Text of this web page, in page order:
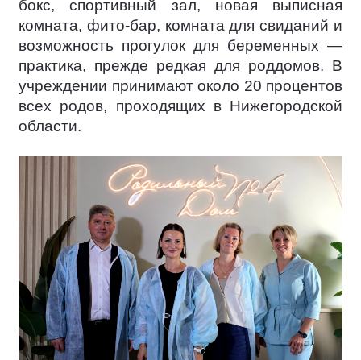
бокс, спортивный зал, новая выписная
комната, фито-бар, комната для свиданий и
возможность прогулок для беременных —
практика, прежде редкая для роддомов. В
учреждении принимают около 20 процентов
всех родов, проходящих в Нижегородской
области.